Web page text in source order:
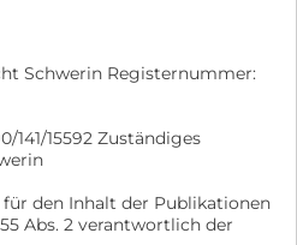
Schwerin Registernummer:
141/15592 Zuständiges
den Inhalt der Publikationen
Abs. 2 verantwortlich der